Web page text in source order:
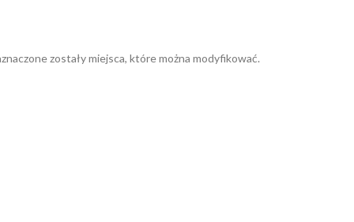
zostały miejsca, które można modyfikować.